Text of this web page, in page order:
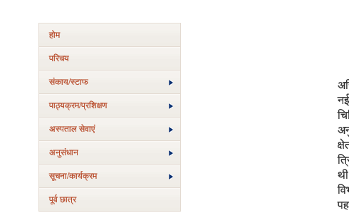
होम
परिचय
संकाय/स्‍टाफ
पाठ्यक्रम/प्रशिक्षण
अस्‍पताल सेवाएं
अनुसंधान
सूचना/कार्यक्रम
पूर्व छात्र